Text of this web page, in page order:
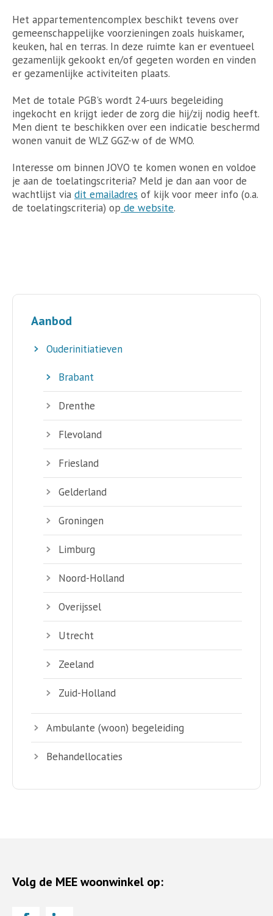
Aanbod
Ouderinitiatieven
Brabant
Drenthe
Flevoland
Friesland
Gelderland
Groningen
Limburg
Noord-Holland
Overijssel
Utrecht
Zeeland
Zuid-Holland
Ambulante (woon) begeleiding
Behandellocaties
Het appartementencomplex beschikt tevens over
gemeenschappelijke voorzieningen zoals huiskamer,
keuken, hal en terras. In deze ruimte kan er eventueel
gezamenlijk gekookt en/of gegeten worden en vinden
er gezamenlijke activiteiten plaats.
Met de totale PGB's wordt 24-uurs begeleiding
ingekocht en krijgt ieder de zorg die hij/zij nodig heeft.
Men dient te beschikken over een indicatie beschermd
wonen vanuit de WLZ GGZ-w of de WMO.
Interesse om binnen JOVO te komen wonen en voldoe
je aan de toelatingscriteria? Meld je dan aan voor de
wachtlijst via dit emailadres of kijk voor meer info (o.a.
de toelatingscriteria) op de website.
Volg de MEE woonwinkel op: